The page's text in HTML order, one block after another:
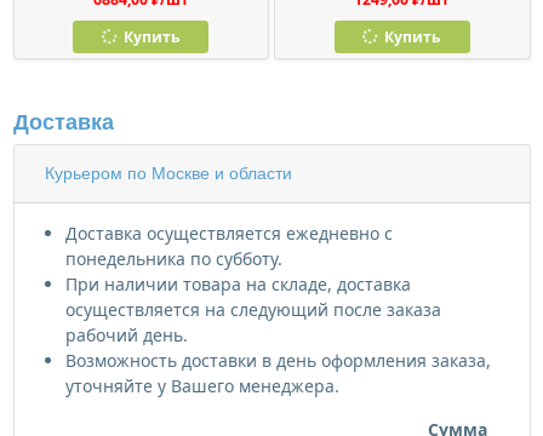
Купить
Купить
Доставка
Курьером по Москве и области
Доставка осуществляется ежедневно с
понедельника по субботу.
При наличии товара на складе, доставка
осуществляется на следующий после заказа
рабочий день.
Возможность доставки в день оформления заказа,
уточняйте у Вашего менеджера.
Сумма